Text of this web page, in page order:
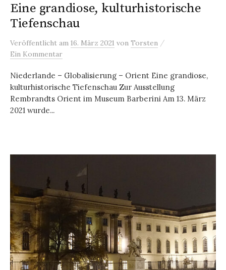
Eine grandiose, kulturhistorische
Tiefenschau
Veröffentlicht am 16. März 2021 von Torsten /
Ein Kommentar
Niederlande – Globalisierung – Orient Eine grandiose,
kulturhistorische Tiefenschau Zur Ausstellung
Rembrandts Orient im Museum Barberini Am 13. März
2021 wurde...